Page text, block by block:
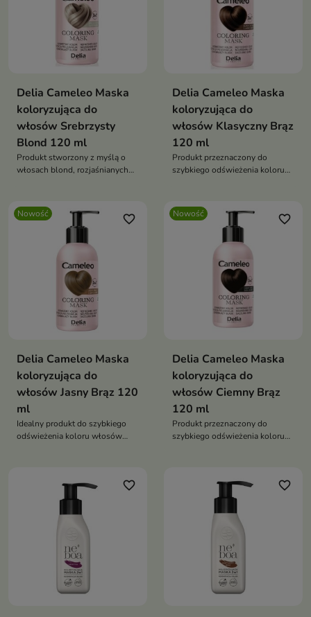
Delia Cameleo Maska
koloryzująca do
włosów Srebrzysty
Blond 120 ml
Produkt stworzony z myślą o
włosach blond, rozjaśnianych
podkreślenia chłodnych tonów.
Delia Cameleo Maska
koloryzująca do
włosów Klasyczny Brąz
120 ml
Produkt przeznaczony do
szybkiego odświeżenia koloru
odcienia.
Nowość favorite_border
Delia Cameleo Maska
koloryzująca do
włosów Jasny Brąz 120
ml
Idealny produkt do szybkiego
odświeżenia koloru włosów
Nowość favorite_border
Delia Cameleo Maska
koloryzująca do
włosów Ciemny Brąz
120 ml
Produkt przeznaczony do
szybkiego odświeżenia koloru
favorite_border favorite_border